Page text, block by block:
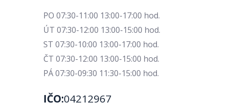
PO 07:30-11:00 13:00-17:00 hod.
ÚT 07:30-12:00 13:00-15:00 hod.
ST 07:30-10:00 13:00-17:00 hod.
ČT 07:30-12:00 13:00-15:00 hod.
PÁ 07:30-09:30 11:30-15:00 hod.
IČO:04212967